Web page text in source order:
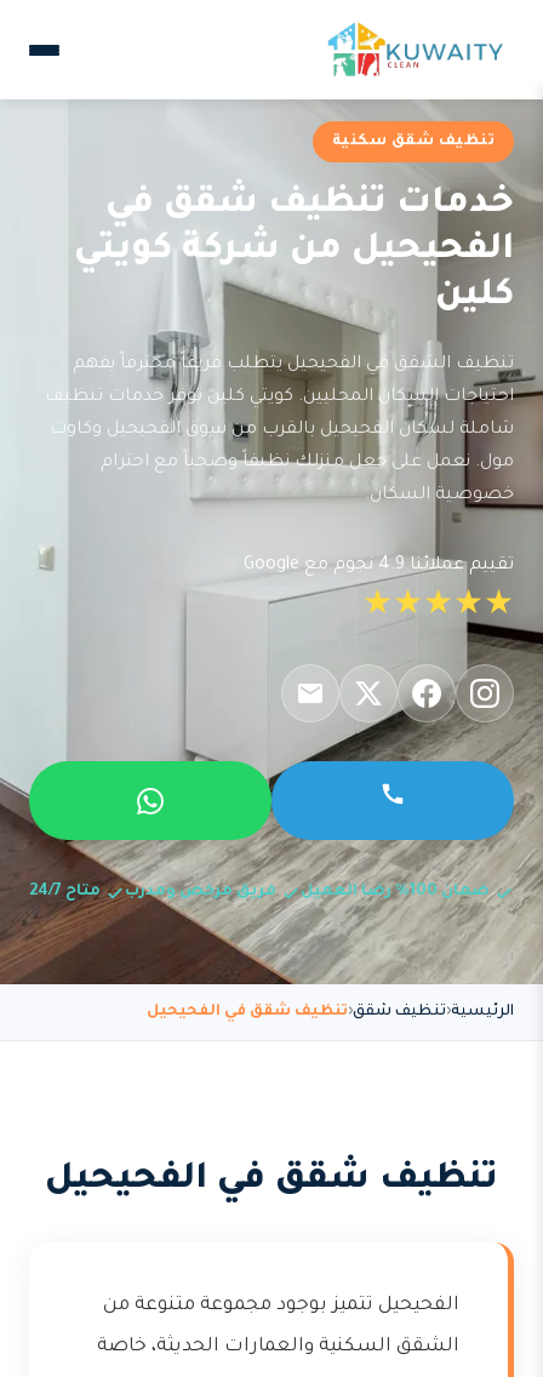
تنظيف شقق سكنية
خدمات تنظيف شقق في
الفحيحيل من شركة كويتي
كلين
تنظيف الشقق في الفحيحيل يتطلب فريقاً محترفاً يفهم
احتياجات السكان المحليين. كويتي كلين توفر خدمات تنظيف
شاملة لسكان الفحيحيل بالقرب من سوق الفحيحيل وكاوت
مول. نعمل على جعل منزلك نظيفاً وصحياً مع احترام
خصوصية السكان.
تقييم عملائنا 4.9 نجوم مع Google
★★★★★
ضمان 100% رضا العميل فريق مرخص ومدرب متاح 24/7
الرئيسية تنظيف شقق تنظيف شقق في الفحيحيل
تنظيف شقق في الفحيحيل
الفحيحيل تتميز بوجود مجموعة متنوعة من
الشقق السكنية والعمارات الحديثة، خاصة